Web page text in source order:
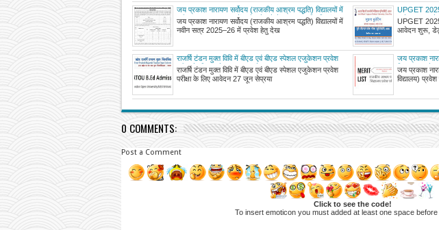
जय प्रकाश नारायण सर्वोदय (राजकीय आश्रम पद्धति) विद्यालयों में
नवीन सत्र 2025–26 में प्रवेश हेतु देखें जनपदवार विज्ञप्तियां (
लगातार अपडेटेड)
जय प्रकाश नारायण सर्वोदय (राजकीय आश्रम पद्धति) विद्यालयों में
नवीन सत्र 2025–26 में प्रवेश हेतु देख
UPGET
आवेदन शुरू,
चेक
UPGET
आवेदन शुरू,
राजर्षि टंडन मुक्त विवि में बीएड एवं बीएड स्पेशल एजुकेशन प्रवेश
परीक्षा के लिए आवेदन 27 जून से
राजर्षि टंडन मुक्त विवि में बीएड एवं बीएड स्पेशल एजुकेशन प्रवेश
परीक्षा के लिए आवेदन 27 जून सेप्रया
जय प्रकाश
विद्यालय)
करें मण्डलवार
जय प्रकाश
विद्यालय)
0 COMMENTS:
Post a Comment
Click to see the code!
To insert emoticon you must added at least one space before